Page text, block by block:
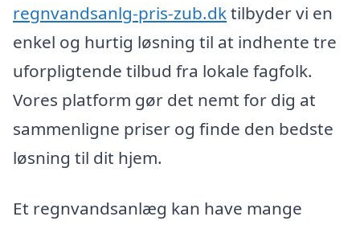
regnvandsanlg-pris-zub.dktilbyder vi en
enkel og hurtig løsning til at indhente tre
uforpligtende tilbud fra lokale fagfolk.
Vores platform gør det nemt for dig at
sammenligne priser og finde den bedste
løsning til dit hjem.
Et regnvandsanlæg kan have mange